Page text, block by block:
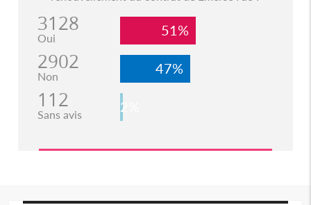
3128
Oui 51%
2902
Non 47%
112
Sans avis 2%